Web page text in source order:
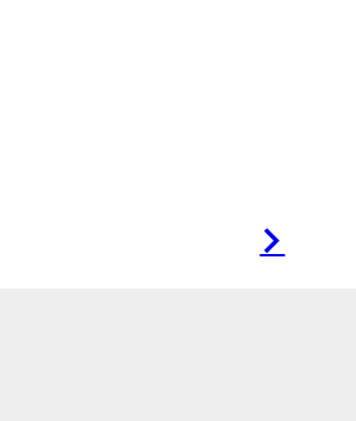
successiva